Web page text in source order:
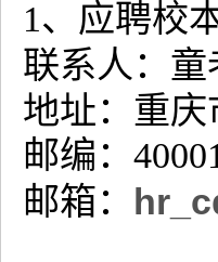
1、应聘校
联系人：
地址：重
邮编：
邮箱：